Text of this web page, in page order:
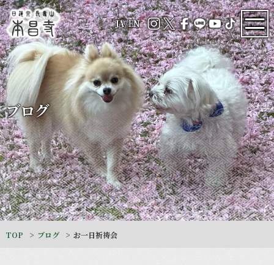
JA/EN
ブログ
TOP ブログ お一日祈祷会